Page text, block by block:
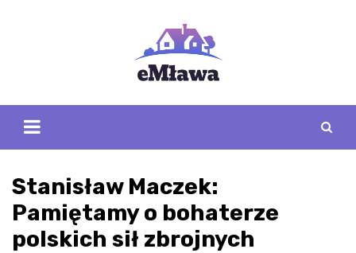
Stanisław Maczek:
Pamiętamy o bohaterze
polskich sił zbrojnych